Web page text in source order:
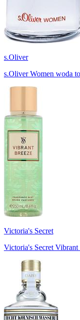
s.Oliver
s.Oliver Women woda
Victoria's Secret
Victoria's Secret Vibrant